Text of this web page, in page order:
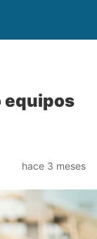
equipos
hace 3 meses